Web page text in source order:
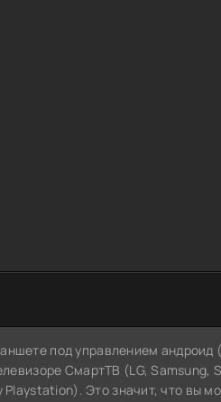
под управлением андроид
СмартТВ (LG, Samsung,
Playstation). Это значит, что вы